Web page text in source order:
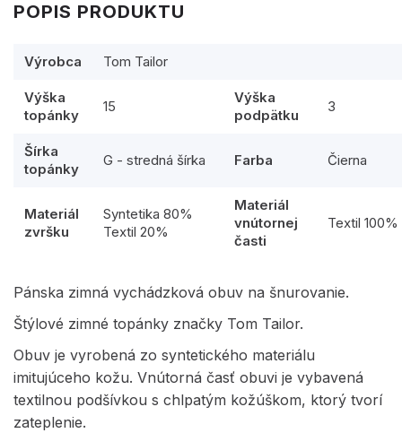
POPIS PRODUKTU
Výrobca Tom Tailor
Výška
topánky
15
Výška
podpätku
3
Šírka
topánky
G - stredná šírka Farba Čierna
Materiál
zvršku
Syntetika 80%
Textil 20%
Materiál
vnútornej
časti
Textil 100%
Pánska zimná vychádzková obuv na šnurovanie.
Štýlové zimné topánky značky Tom Tailor.
Obuv je vyrobená zo syntetického materiálu
imitujúceho kožu. Vnútorná časť obuvi je vybavená
textilnou podšívkou s chlpatým kožúškom, ktorý tvorí
zateplenie.